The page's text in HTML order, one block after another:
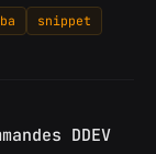
snippet
DDEV